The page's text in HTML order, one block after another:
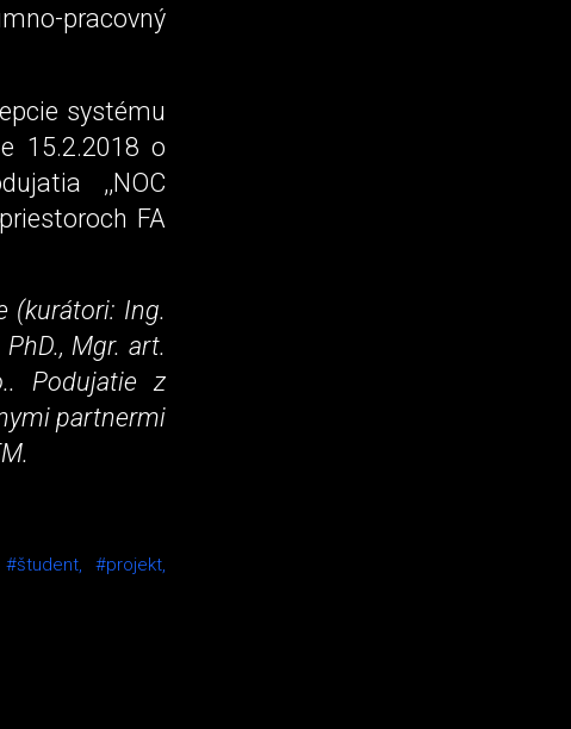
pracovný
systému
15.2.2018 o
,,NOC
FA
(kurátori: Ing.
Mgr. art.
Podujatie z
partnermi
#študent,#projekt,